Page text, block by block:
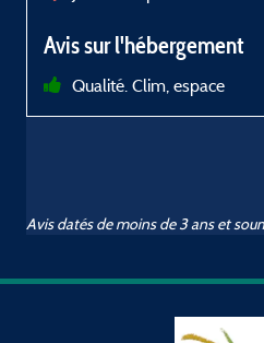
Avis sur l'hébergement
Qualité. Clim, espace
Avis datés de moins de 3 ans et